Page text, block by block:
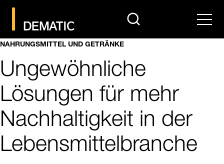
search Menu
NAHRUNGSMITTEL UND GETRÄNKE
Ungewöhnliche
Lösungen für mehr
Nachhaltigkeit in der
Lebensmittelbranche